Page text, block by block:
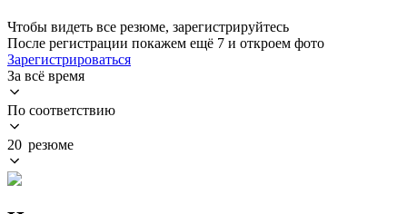
Чтобы видеть все резюме, зарегистрируйтесь
После регистрации покажем ещё 7 и откроем фото
Зарегистрироваться
За всё время
По соответствию
20 резюме